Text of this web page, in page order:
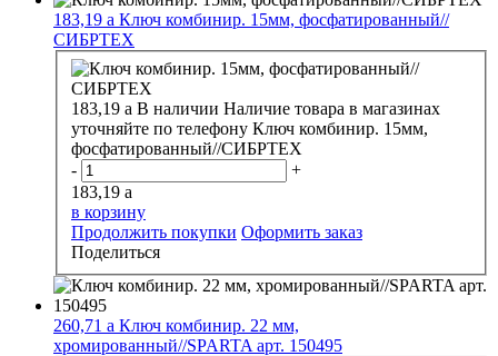
183,19 a Ключ комбинир. 15мм, фосфатированный//
СИБРТЕХ
183,19 a В наличии Наличие товара в магазинах
уточняйте по телефону Ключ комбинир. 15мм,
фосфатированный//СИБРТЕХ
-
+
183,19 a
в корзину
Продолжить покупки Оформить заказ
Поделиться
260,71 a Ключ комбинир. 22 мм,
хромированный//SPARTA арт. 150495